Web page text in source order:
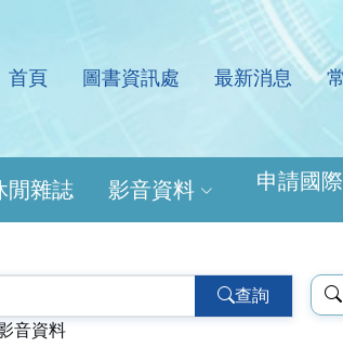
詢系統
首頁 圖書資訊處 最新消息
閒雜誌 影音資料 申請國
查詢
音資料